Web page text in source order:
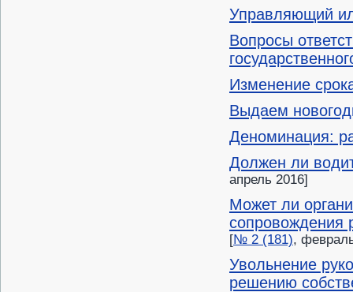
Управляющий
Вопросы
Изменение
Выдаем
Деноминация:
Должен ли
апрель 2016]
Может ли
сопровождения
[№ 2 (181),
Увольнение
решению